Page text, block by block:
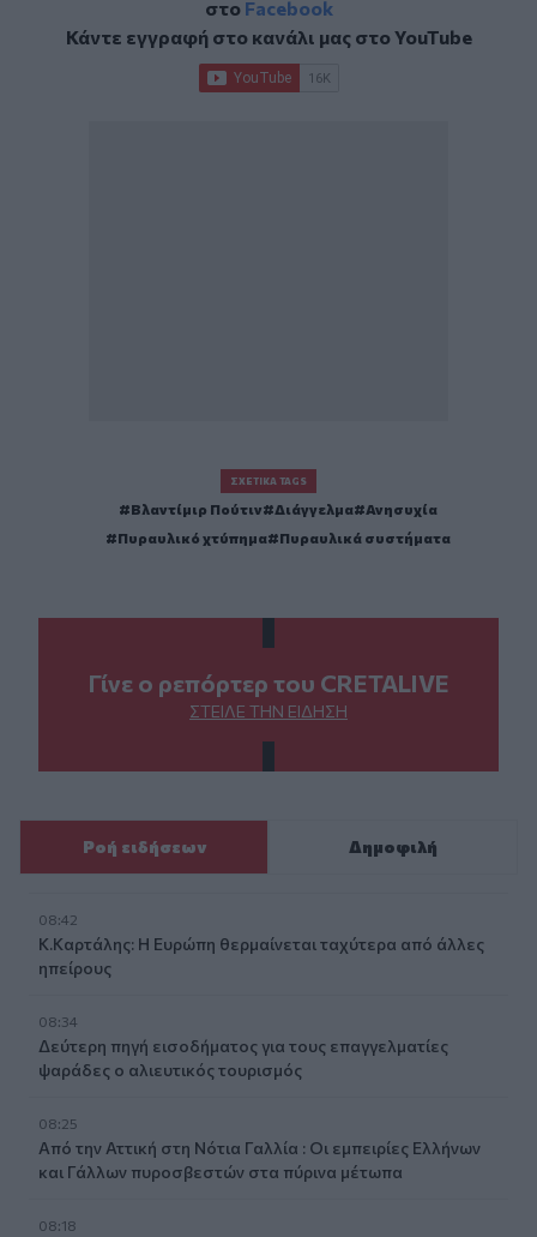
στο Facebook
Κάντε εγγραφή στο κανάλι μας στοYouTube
ΣΧΕΤΙΚΆ TAGS
Βλαντίμιρ Πούτιν Διάγγελμα
Ανησυχία
Πυραυλικό χτύπημα
Πυραυλικά συστήματα
Γίνε ο ρεπόρτερ του CRETALIVE
ΣΤΕΊΛΕ ΤΗΝ ΕΊΔΗΣΗ
Ροή ειδήσεων Δημοφιλή
08:42
Κ.Καρτάλης: Η Ευρώπη θερμαίνεται ταχύτερα από άλλες
ηπείρους
08:34
Δεύτερη πηγή εισοδήματος για τους επαγγελματίες
ψαράδες ο αλιευτικός τουρισμός
08:25
Από την Αττική στη Νότια Γαλλία : Οι εμπειρίες Ελλήνων
και Γάλλων πυροσβεστών στα πύρινα μέτωπα
08:18